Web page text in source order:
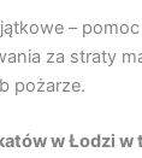
–
za straty
pożarze.
w Łodzi w